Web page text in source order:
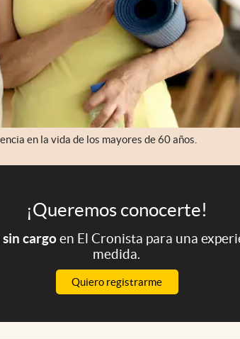
en la vida de los mayores de 60 años.
¡Queremos conocerte!
cargoen El Cronista para una
medida.
Quiero registrarme